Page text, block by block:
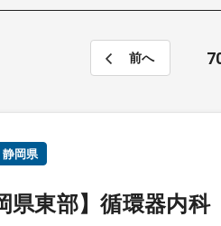
前へ
静岡県
県東部】循環器内